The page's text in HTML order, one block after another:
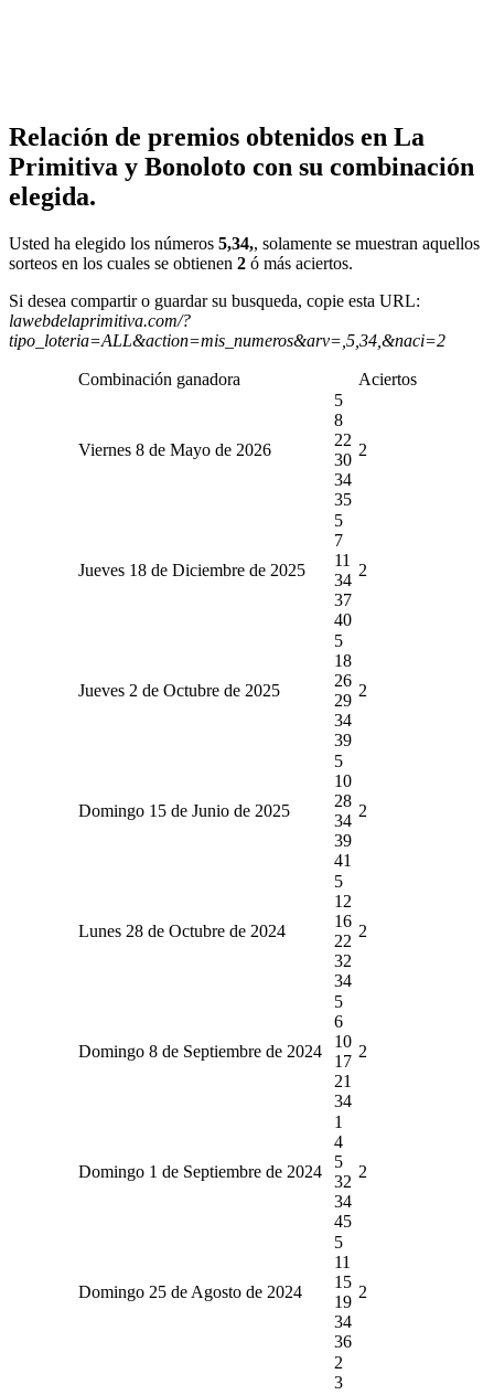
Relación de premios obtenidos en La
Primitiva y Bonoloto con su combinación
elegida.
Usted ha elegido los números 5,34,, solamente se muestran aquellos
sorteos en los cuales se obtienen 2 ó más aciertos.
Si desea compartir o guardar su busqueda, copie esta URL:
lawebdelaprimitiva.com/?
tipo_loteria=ALL&action=mis_numeros&arv=,5,34,&naci=2
Combinación ganadora Aciertos
Viernes 8 de Mayo de 2026
5
8
22
30
34
35
2
Jueves 18 de Diciembre de 2025
5
7
11
34
37
40
2
Jueves 2 de Octubre de 2025
5
18
26
29
34
39
2
Domingo 15 de Junio de 2025
5
10
28
34
39
41
2
Lunes 28 de Octubre de 2024
5
12
16
22
32
34
2
Domingo 8 de Septiembre de 2024
5
6
10
17
21
34
2
Domingo 1 de Septiembre de 2024
1
4
5
32
34
45
2
Domingo 25 de Agosto de 2024
5
11
15
19
34
36
2
2
3